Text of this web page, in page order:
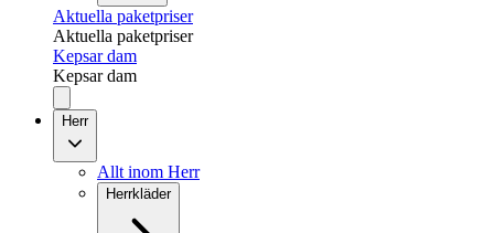
Aktuella paketpriser
Aktuella paketpriser
Kepsar dam
Kepsar dam
Herr
Allt inom Herr
Herrkläder